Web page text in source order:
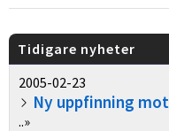
Tidigare nyheter
2005-02-23
Ny uppfinning
..»